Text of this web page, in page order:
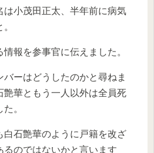
は小茂田正太、半年前に病気
報を参事官に伝えました。
ーはどうしたのかと尋ねま
艶華ともう一人以外は全員死
。
白石艶華のように戸籍を改ざ
るのではないかと言います